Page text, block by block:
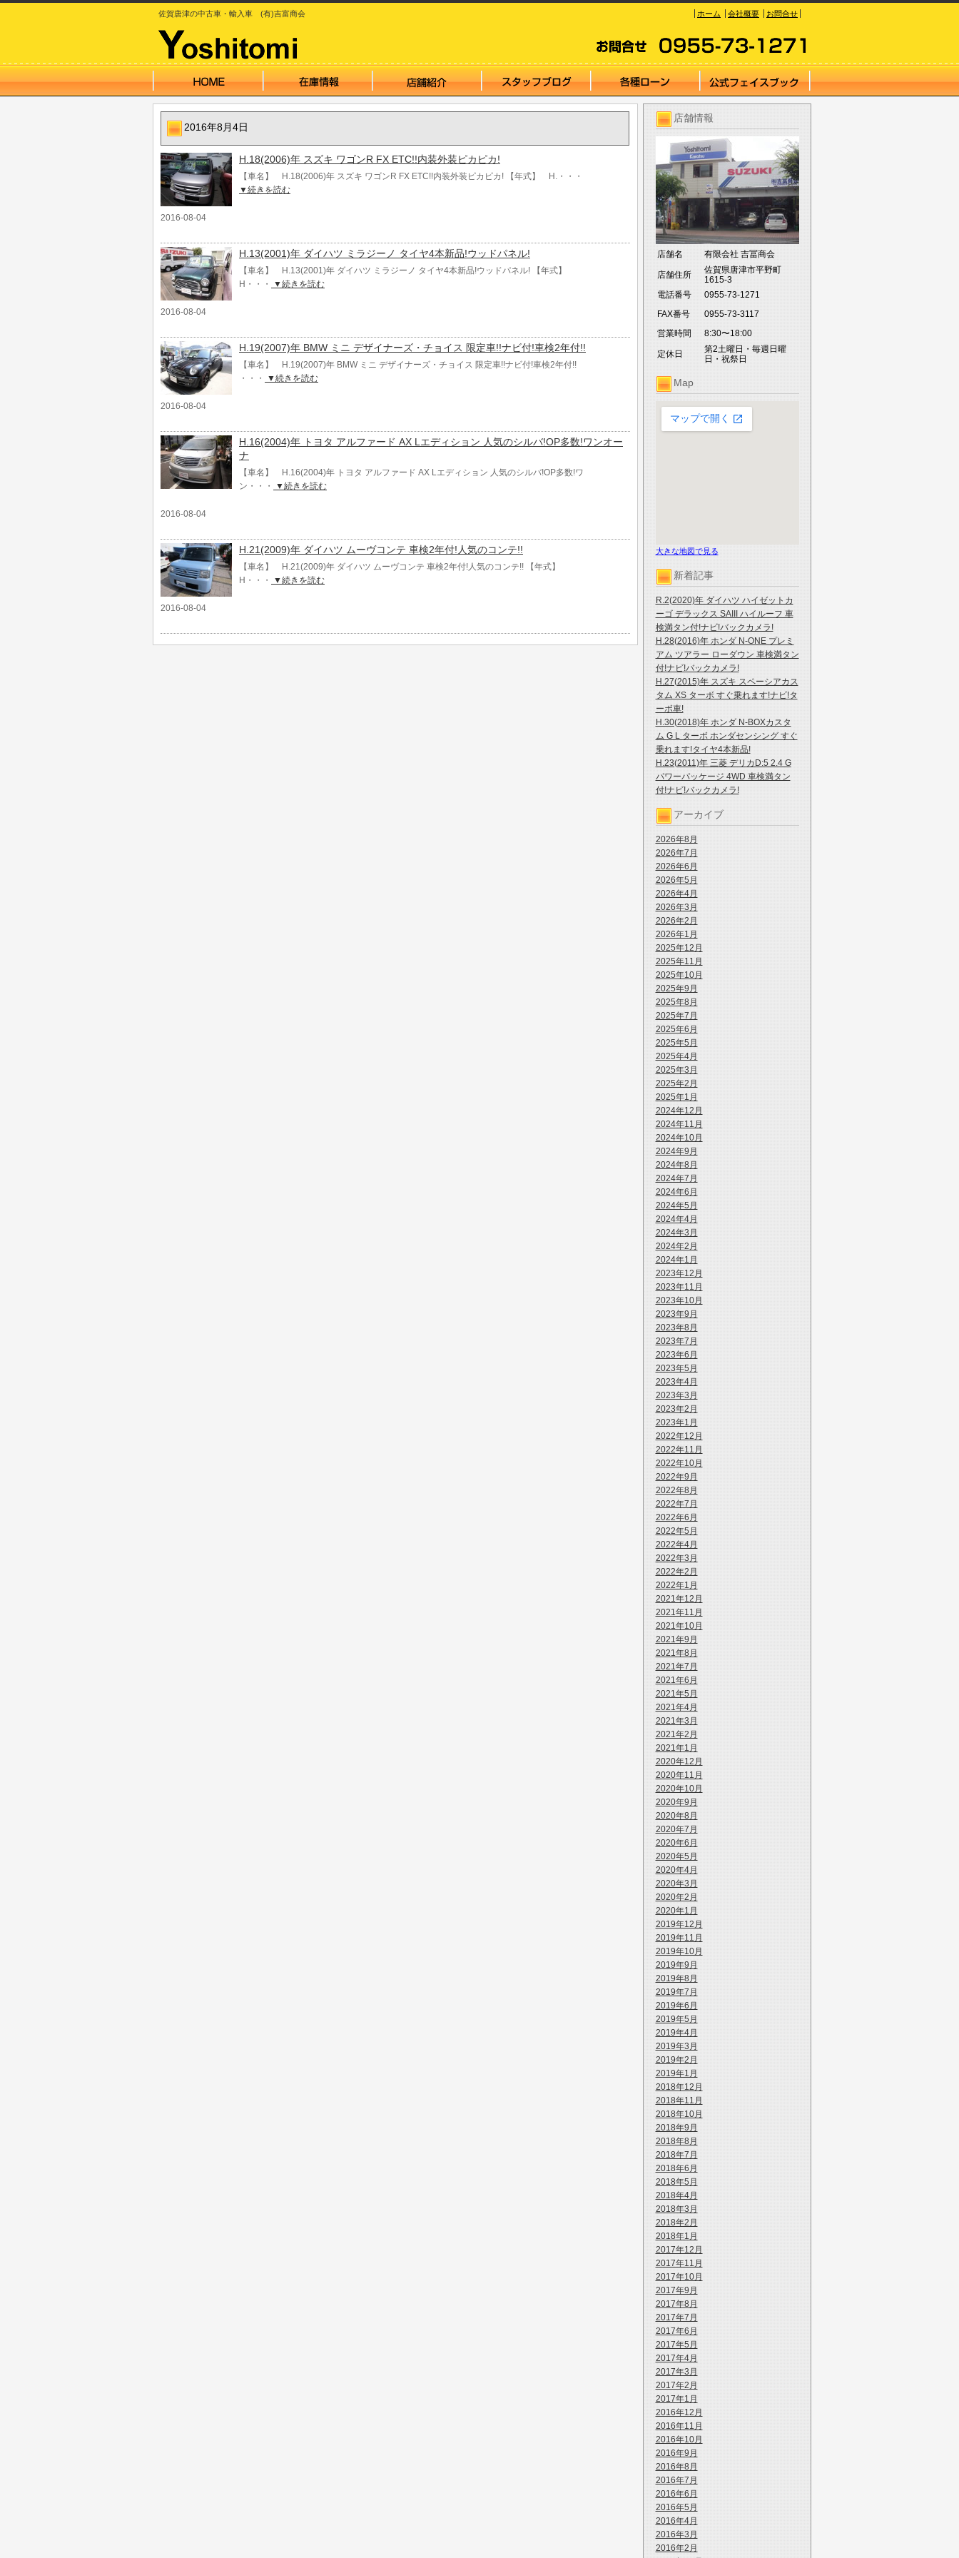
佐賀唐津の中古車・輸入車 (有)吉富商会 ホーム 会社概要 お問合せ
店舗情報
店舗名 有限会社 吉冨商会
店舗住所
佐賀県唐津市平野町
1615-3
電話番号
0955-73-1271
FAX番号
0955-73-3117
営業時間
8:30〜18:00
定休日
第2土曜日・毎週日曜
日・祝祭日
Map
大きな地図で見る
新着記事
R.2(2020)年 ダイハツ ハイゼットカ
ーゴ デラックス SAIII ハイルーフ 車
検満タン付!ナビ!バックカメラ!
H.28(2016)年 ホンダ N-ONE プレミ
アム ツアラー ローダウン 車検満タン
付!ナビ!バックカメラ!
H.27(2015)年 スズキ スペーシアカス
タム XS ターボ すぐ乗れます!ナビ!タ
ーボ車!
H.30(2018)年 ホンダ N-BOXカスタ
ム G L ターボ ホンダセンシング すぐ
乗れます!タイヤ4本新品!
H.23(2011)年 三菱 デリカD:5 2.4 G
パワーパッケージ 4WD 車検満タン
付!ナビ!バックカメラ!
アーカイブ
2026年8月
2026年7月
2026年6月
2026年5月
2026年4月
2026年3月
2026年2月
2026年1月
2025年12月
2025年11月
2025年10月
2025年9月
2025年8月
2025年7月
2025年6月
2025年5月
2025年4月
2025年3月
2025年2月
2025年1月
2024年12月
2024年11月
2024年10月
2024年9月
2024年8月
2024年7月
2024年6月
2024年5月
2024年4月
2024年3月
2024年2月
2024年1月
2023年12月
2023年11月
2023年10月
2023年9月
2023年8月
2023年7月
2023年6月
2023年5月
2023年4月
2023年3月
2023年2月
2023年1月
2022年12月
2022年11月
2022年10月
2022年9月
2022年8月
2022年7月
2022年6月
2022年5月
2022年4月
2022年3月
2022年2月
2022年1月
2021年12月
2021年11月
2021年10月
2021年9月
2021年8月
2021年7月
2021年6月
2021年5月
2021年4月
2021年3月
2021年2月
2021年1月
2020年12月
2020年11月
2020年10月
2020年9月
2020年8月
2020年7月
2020年6月
2020年5月
2020年4月
2020年3月
2020年2月
2020年1月
2019年12月
2019年11月
2019年10月
2019年9月
2019年8月
2019年7月
2019年6月
2019年5月
2019年4月
2019年3月
2019年2月
2019年1月
2018年12月
2018年11月
2018年10月
2018年9月
2018年8月
2018年7月
2018年6月
2018年5月
2018年4月
2018年3月
2018年2月
2018年1月
2017年12月
2017年11月
2017年10月
2017年9月
2017年8月
2017年7月
2017年6月
2017年5月
2017年4月
2017年3月
2017年2月
2017年1月
2016年12月
2016年11月
2016年10月
2016年9月
2016年8月
2016年7月
2016年6月
2016年5月
2016年4月
2016年3月
2016年2月
2016年8月4日
H.18(2006)年 スズキ ワゴンR FX ETC!!内装外装ピカピカ!
【車名】 H.18(2006)年 スズキ ワゴンR FX ETC!!内装外装ピカピカ! 【年式】 H.・・・
▼続きを読む
2016-08-04
H.13(2001)年 ダイハツ ミラジーノ タイヤ4本新品!ウッドパネル!
【車名】 H.13(2001)年 ダイハツ ミラジーノ タイヤ4本新品!ウッドパネル! 【年式】
H・・・
▼続きを読む
2016-08-04
H.19(2007)年 BMW ミニ デザイナーズ・チョイス 限定車!!ナビ付!車検2年付!!
【車名】 H.19(2007)年 BMW ミニ デザイナーズ・チョイス 限定車!!ナビ付!車検2年付!!
・・・
▼続きを読む
2016-08-04
H.16(2004)年 トヨタ アルファード AX Lエディション 人気のシルバ!OP多数!ワンオー
ナ
【車名】 H.16(2004)年 トヨタ アルファード AX Lエディション 人気のシルバ!OP多数!ワ
ン・・・
▼続きを読む
2016-08-04
H.21(2009)年 ダイハツ ムーヴコンテ 車検2年付!人気のコンテ!!
【車名】 H.21(2009)年 ダイハツ ムーヴコンテ 車検2年付!人気のコンテ!! 【年式】
H・・・
▼続きを読む
2016-08-04